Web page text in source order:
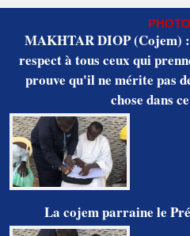
PHOTO
MAKHTAR DIOP (Cojem) :
respect à tous ceux qui
prouve qu'il ne mérite pas
chose dans
La cojem parraine le